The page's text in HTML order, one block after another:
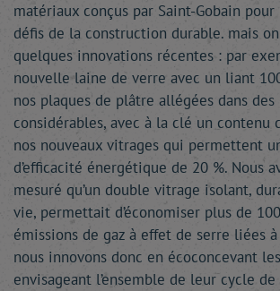
matériaux conçus par Saint-Gobain
défis de la construction durable. mais
quelques innovations récentes : par
nouvelle laine de verre avec un liant
nos plaques de plâtre allégées dans
considérables, avec à la clé un contenu
nos nouveaux vitrages qui permettent
d’efficacité énergétique de 20 %. Nous
mesuré qu’un double vitrage isolant,
vie, permettait d’économiser plus de
émissions de gaz à effet de serre liées
nous innovons donc en écoconcevant
envisageant l’ensemble de leur cycle